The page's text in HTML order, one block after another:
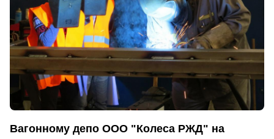
Вагонному депо ООО "Колеса РЖД" на